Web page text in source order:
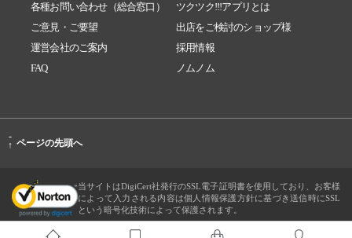
各種お問い合わせ（総合窓口）
ツクツク!!!アプリとは
ご意見・ご要望
出店をご検討のショップ様
運営会社のご案内
採用情報
FAQ
ノムノム
-
↑ ページの先頭へ
当サイトはDigiCert社発行のSSL電子証明書を使用しており、お客様
によって入力される内容は個人情報保護方針に基づき送信時にSSL
という暗号化技術によって保護されます。